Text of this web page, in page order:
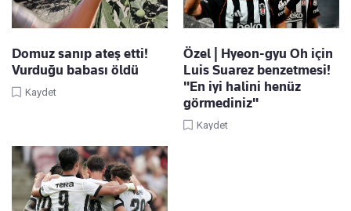
Domuz sanıp ateş etti!
Vurduğu babası öldü
Kaydet
Özel | Hyeon-gyu Oh için
Luis Suarez benzetmesi!
"En iyi halini henüz
görmediniz"
Kaydet